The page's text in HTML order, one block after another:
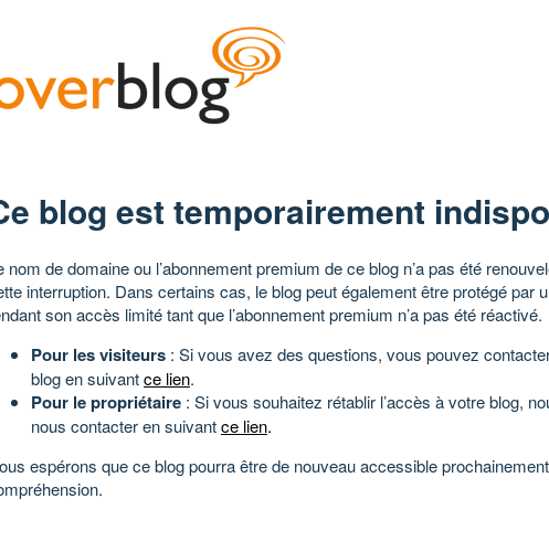
blog est temporairement
nom de domaine ou l’abonnement premium de ce blog n’a pas été
interruption. Dans certains cas, le blog peut également être protégé par
son accès limité tant que l’abonnement premium n’a pas été réactivé.
Pour les visiteurs : Si vous avez des questions, vous pouvez
blog en suivantce lien.
Pour le propriétaire : Si vous souhaitez rétablir l’accès à votre blog,
nous contacter en suivantce lien.
espérons que ce blog pourra être de nouveau accessible